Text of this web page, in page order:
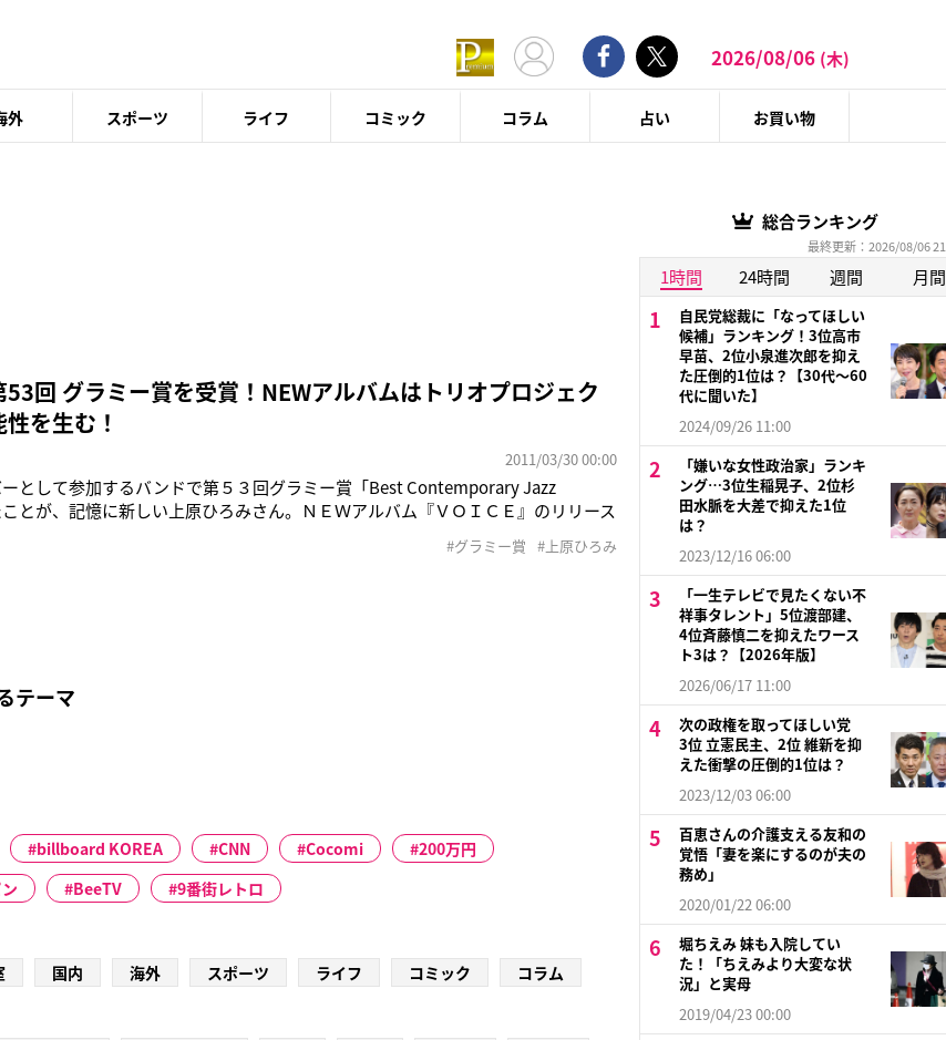
2026/08/06 (木)
外 スポーツ ライフ コミック コラム 占い お買い物
回 グラミー賞を受賞！NEWアルバムはトリオプロジェク
を生む！
2011/03/30 00:00
として参加するバンドで第５３回グラミー賞「Best Contemporary Jazz
とが、記憶に新しい上原ひろみさん。ＮＥＷアルバム『ＶＯＩＣＥ』のリリース
＊上原ひろみ（うえはら ひろみ）１９７９年３月２６日生まれ。静岡県浜松市出
#グラミー賞 #上原ひろみ
テーマ
billboard KOREA CNN Cocomi
200万円
BeeTV 9番街レトロ
国内 海外 スポーツ ライフ コミック
コラム
総合ランキング
最終更新：2026/08/06
1時間 24時間 週間 月間
自民党総裁に「なってほしい
候補」ランキング！3位高市
早苗、2位小泉進次郎を抑え
た圧倒的1位は？【30代〜60
代に聞いた】
2024/09/26 11:00
「嫌いな女性政治家」ランキ
ング…3位生稲晃子、2位杉
田水脈を大差で抑えた1位
は？
2023/12/16 06:00
「一生テレビで見たくない不
祥事タレント」5位渡部建、
4位斉藤慎二を抑えたワース
ト3は？【2026年版】
2026/06/17 11:00
次の政権を取ってほしい党
3位 立憲民主、2位 維新を抑
えた衝撃の圧倒的1位は？
2023/12/03 06:00
百恵さんの介護支える友和の
覚悟「妻を楽にするのが夫の
務め」
2020/01/22 06:00
堀ちえみ 妹も入院してい
た！「ちえみより大変な状
況」と実母
2019/04/23 00:00